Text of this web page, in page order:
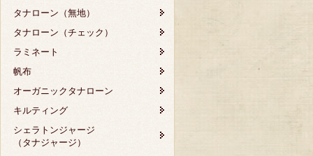
タナローン（無地）
タナローン（チェック）
ラミネート
帆布
オーガニックタナローン
キルティング
シェラトンジャージ
（タナジャージ）